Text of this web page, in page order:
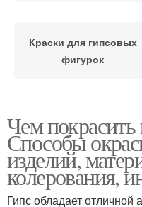
Краски для гипсовых
фигурок
Гипсовая форма
Чем
Способы
изделий,
колерования,
Гипс обладает